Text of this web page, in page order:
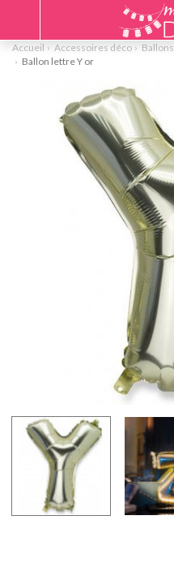
Accueil Accessoires déco Ballons
Ballon lettre Y or